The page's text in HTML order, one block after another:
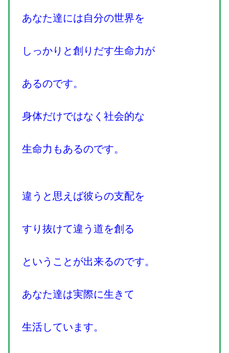
あなた達には自分の世界を
しっかりと創りだす生命力が
あるのです。
身体だけではなく社会的な
生命力もあるのです。
違うと思えば彼らの支配を
すり抜けて違う道を創る
ということが出来るのです。
あなた達は実際に生きて
生活しています。